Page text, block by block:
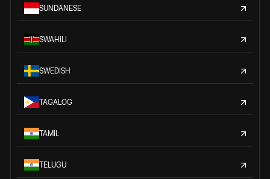
SUNDANESE
SWAHILI
SWEDISH
TAGALOG
TAMIL
TELUGU